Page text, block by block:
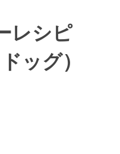
レシピ
ッグ）